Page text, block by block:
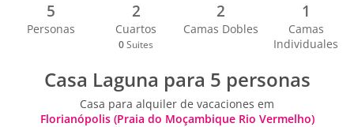
5
Personas
2
Cuartos
0 Suites
2
Camas Dobles
1
Camas
Individuales
Casa Laguna para 5 personas
Casa para alquiler de vacaciones em
Florianópolis (Praia do Moçambique Rio Vermelho)